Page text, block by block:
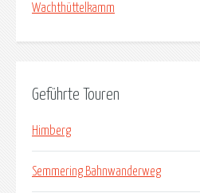
Wachthüttelkamm
Geführte Touren
Himberg
Semmering Bahnwanderweg